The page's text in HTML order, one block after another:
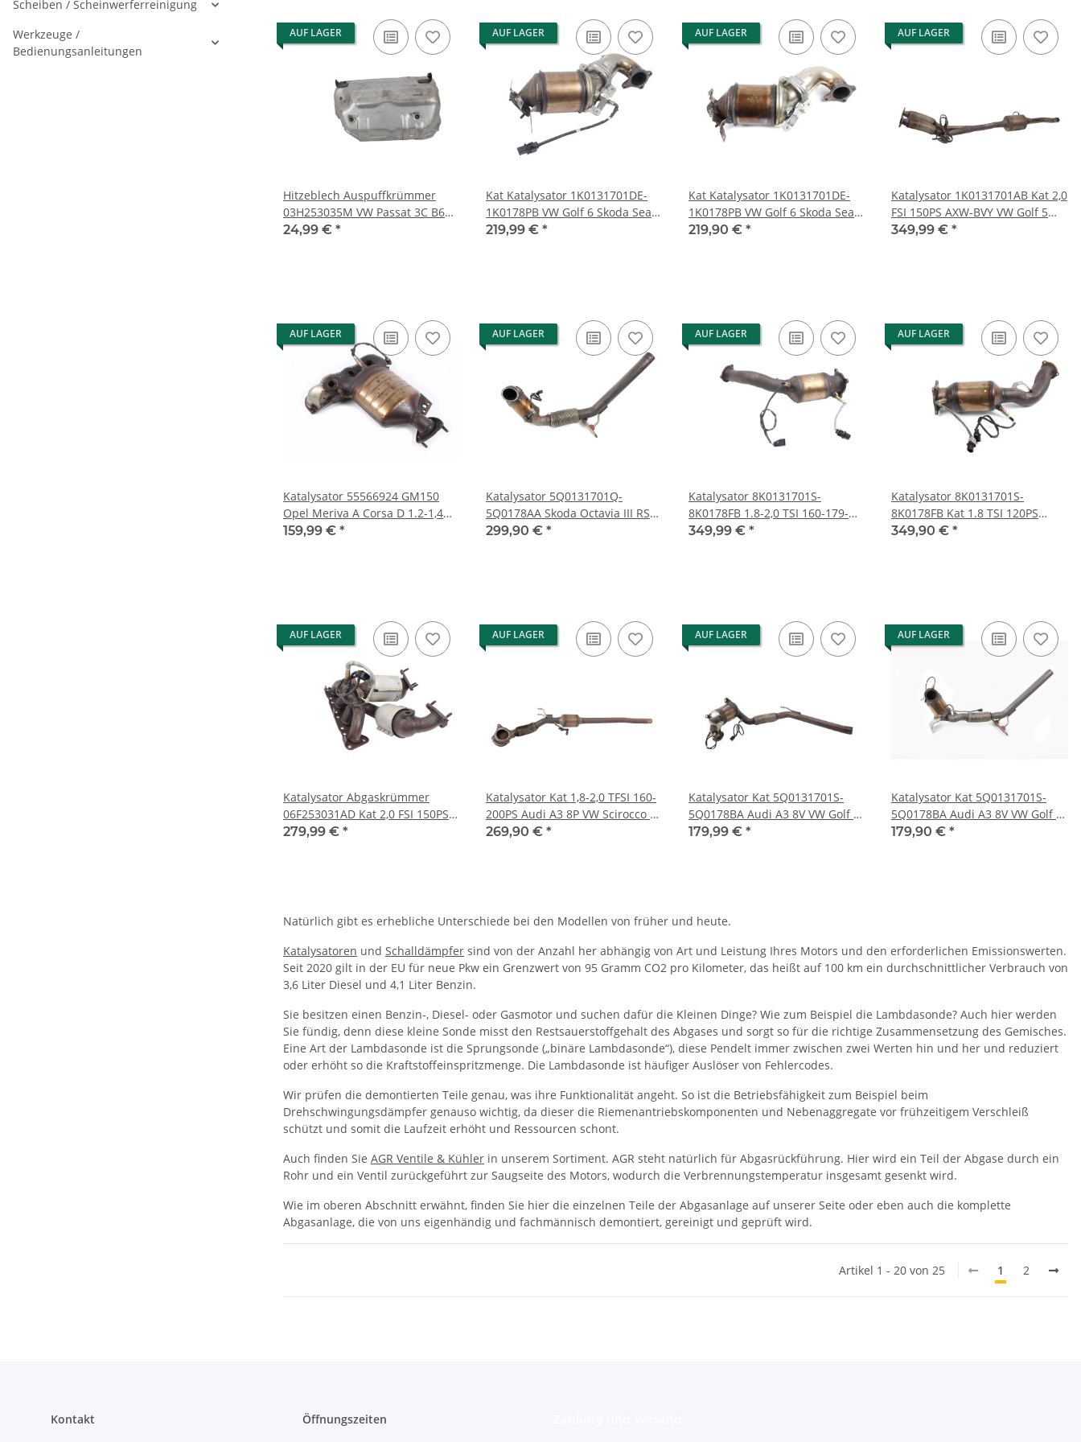
AUF LAGER
Hitzeblech Auspuffkrümmer
03H253035M VW Passat 3C B6
R36 3,6 Ltr. Abschirmblech BWS
24,99 € *
AUF LAGER
Kat Katalysator 1K0131701DE-
1K0178PB VW Golf 6 Skoda Seat
Audi 1.4 TSI 90kw CAXA
219,99 € *
AUF LAGER
Kat Katalysator 1K0131701DE-
1K0178PB VW Golf 6 Skoda Seat
Audi 1.4 TSI 90kw CAXA
219,90 € *
AUF LAGER
Katalysator 1K0131701AB Kat 2,0
FSI 150PS AXW-BVY VW Golf 5
Eos 1F Audi A3 8P Hosenrohr
349,99 € *
AUF LAGER
Katalysator 55566924 GM150
Opel Meriva A Corsa D 1.2-1,4
Kat Lambdasonde
159,99 € *
AUF LAGER
Katalysator 5Q0131701Q-
5Q0178AA Skoda Octavia III RS
5E 2,0 TSI 162kW KAT
299,90 € *
AUF LAGER
Katalysator 8K0131701S-
8K0178FB 1.8-2,0 TSI 160-179-
211PS Audi A4 8K A5 8T 8F Q5
349,99 € *
AUF LAGER
Katalysator 8K0131701S-
8K0178FB Kat 1.8 TSI 120PS
160PS Audi A4 8K A5 8T 8F
349,90 € *
AUF LAGER
Katalysator Abgaskrümmer
06F253031AD Kat 2,0 FSI 150PS
BVY Audi A3 8P VW Eos Golf 5
279,99 € *
AUF LAGER
Katalysator Kat 1,8-2,0 TFSI 160-
200PS Audi A3 8P VW Scirocco 3-
Eos 1K0131690CQ-1K0131701AN
269,90 € *
AUF LAGER
Katalysator Kat 5Q0131701S-
5Q0178BA Audi A3 8V VW Golf 7
Seat Leon 5F 1,2-1,4Ltr
179,99 € *
AUF LAGER
Katalysator Kat 5Q0131701S-
5Q0178BA Audi A3 8V VW Golf 7
Seat Leon 5F 1,2-1,4Ltr
179,90 € *
Natürlich gibt es erhebliche Unterschiede bei den Modellen von früher und heute.
Katalysatoren und Schalldämpfer sind von der Anzahl her abhängig von Art und Leistung Ihres Motors und den erforderlichen Emissionswerten.
Seit 2020 gilt in der EU für neue Pkw ein Grenzwert von 95 Gramm CO2 pro Kilometer, das heißt auf 100 km ein durchschnittlicher Verbrauch von
3,6 Liter Diesel und 4,1 Liter Benzin.
Sie besitzen einen Benzin-, Diesel- oder Gasmotor und suchen dafür die Kleinen Dinge? Wie zum Beispiel die Lambdasonde? Auch hier werden
Sie fündig, denn diese kleine Sonde misst den Restsauerstoffgehalt des Abgases und sorgt so für die richtige Zusammensetzung des Gemisches.
Eine Art der Lambdasonde ist die Sprungsonde („binäre Lambdasonde“), diese Pendelt immer zwischen zwei Werten hin und her und reduziert
oder erhöht so die Kraftstoffeinspritzmenge. Die Lambdasonde ist häufiger Auslöser von Fehlercodes.
Wir prüfen die demontierten Teile genau, was ihre Funktionalität angeht. So ist die Betriebsfähigkeit zum Beispiel beim
Drehschwingungsdämpfer genauso wichtig, da dieser die Riemenantriebskomponenten und Nebenaggregate vor frühzeitigem Verschleiß
schützt und somit die Laufzeit erhöht und Ressourcen schont.
Auch finden Sie AGR Ventile & Kühler in unserem Sortiment. AGR steht natürlich für Abgasrückführung. Hier wird ein Teil der Abgase durch ein
Rohr und ein Ventil zurückgeführt zur Saugseite des Motors, wodurch die Verbrennungstemperatur insgesamt gesenkt wird.
Wie im oberen Abschnitt erwähnt, finden Sie hier die einzelnen Teile der Abgasanlage auf unserer Seite oder eben auch die komplette
Abgasanlage, die von uns eigenhändig und fachmännisch demontiert, gereinigt und geprüft wird.
Artikel 1 - 20 von 25 1 2
Scheiben / Scheinwerferreinigung
Werkzeuge /
Bedienungsanleitungen
Kontakt
Öffnungszeiten